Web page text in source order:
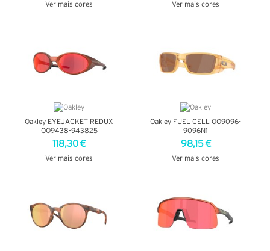
Ver mais cores Ver mais cores
Oakley EYEJACKET REDUX
OO9438-943825
118,30 €
Ver mais cores
Oakley FUEL CELL OO9096-
9096N1
98,15 €
Ver mais cores